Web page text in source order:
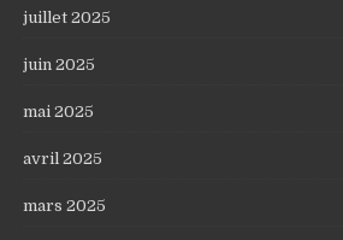
juillet 2025
juin 2025
mai 2025
avril 2025
mars 2025